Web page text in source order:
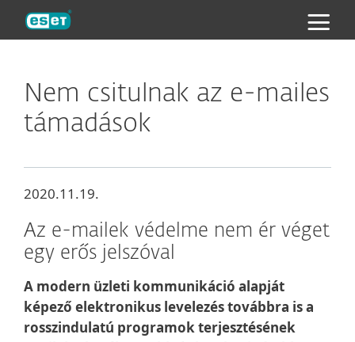
Nem csitulnak az e-mailes
támadások
2020.11.19.
Az e-mailek védelme nem ér véget
egy erős jelszóval
A modern üzleti kommunikáció alapját
képező elektronikus levelezés továbbra is a
rosszindulatú programok terjesztésének
ESET